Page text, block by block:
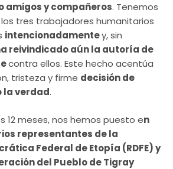
amigos y compañeros. Tenemos
tres trabajadores humanitarios
intencionadamentey, sin
reivindicado aún la autoría de
contra ellos. Este hecho acentúa
tristeza y firme decisión de
la verdad.
12 meses, nos hemos puesto en
representantes de la
Federal de Etopía (RDFE) y
del Pueblo de Tigray